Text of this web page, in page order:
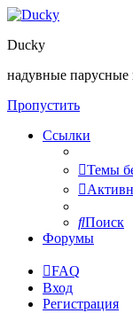
Ducky
надувные парусные
Пропустить
Ссылки
Темы
Поиск
Форумы
FAQ
Вход
Регистрация